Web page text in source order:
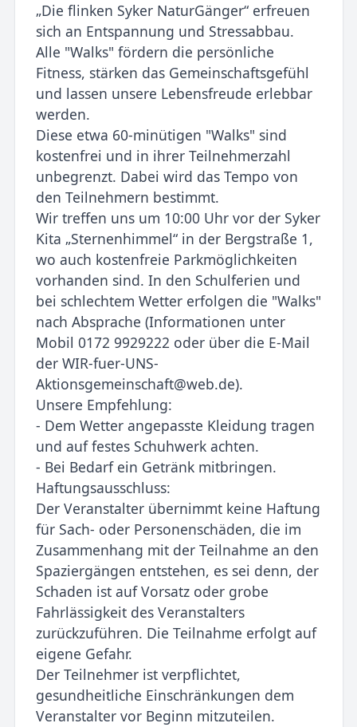
„Die flinken Syker NaturGänger“ erfreuen
sich an Entspannung und Stressabbau.
Alle "Walks" fördern die persönliche
Fitness, stärken das Gemeinschaftsgefühl
und lassen unsere Lebensfreude erlebbar
werden.
Diese etwa 60-minütigen "Walks" sind
kostenfrei und in ihrer Teilnehmerzahl
unbegrenzt. Dabei wird das Tempo von
den Teilnehmern bestimmt.
Wir treffen uns um 10:00 Uhr vor der Syker
Kita „Sternenhimmel“ in der Bergstraße 1,
wo auch kostenfreie Parkmöglichkeiten
vorhanden sind. In den Schulferien und
bei schlechtem Wetter erfolgen die "Walks"
nach Absprache (Informationen unter
Mobil 0172 9929222 oder über die E-Mail
der WIR-fuer-UNS-
Aktionsgemeinschaft@web.de).
Unsere Empfehlung:
- Dem Wetter angepasste Kleidung tragen
und auf festes Schuhwerk achten.
- Bei Bedarf ein Getränk mitbringen.
Haftungsausschluss:
Der Veranstalter übernimmt keine Haftung
für Sach- oder Personenschäden, die im
Zusammenhang mit der Teilnahme an den
Spaziergängen entstehen, es sei denn, der
Schaden ist auf Vorsatz oder grobe
Fahrlässigkeit des Veranstalters
zurückzuführen. Die Teilnahme erfolgt auf
eigene Gefahr.
Der Teilnehmer ist verpflichtet,
gesundheitliche Einschränkungen dem
Veranstalter vor Beginn mitzuteilen.